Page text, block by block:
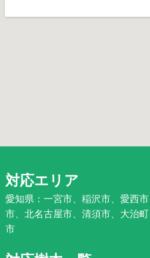
対応エリア
愛知県：一宮市、稲沢市、愛西
市、北名古屋市、清須市、大治
市